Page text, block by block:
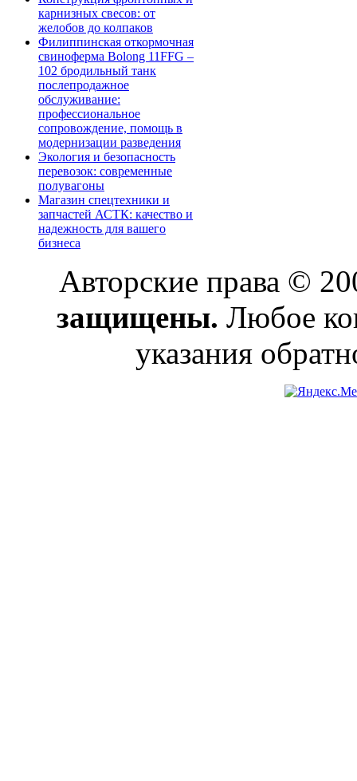
карнизных свесов: от
желобов до колпаков
Филиппинская откормочная
свиноферма Bolong 11FFG –
102 бродильный танк
послепродажное
обслуживание:
профессиональное
сопровождение, помощь в
модернизации разведения
Экология и безопасность
перевозок: современные
полувагоны
Магазин спецтехники и
запчастей АСТК: качество и
надежность для вашего
бизнеса
Авторские права ©
защищены. Любое
указания